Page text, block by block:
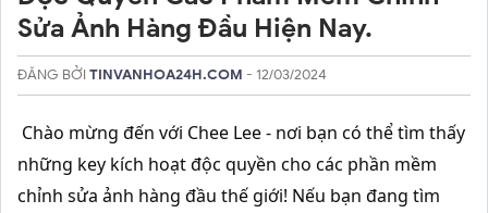
Sửa Ảnh Hàng Đầu Hiện Nay.
ĐĂNG BỞI TINVANHOA24H.COM - 12/03/2024
Chào mừng đến với Chee Lee - nơi bạn có thể tìm thấy
những key kích hoạt độc quyền cho các phần mềm
chỉnh sửa ảnh hàng đầu thế giới! Nếu bạn đang tìm